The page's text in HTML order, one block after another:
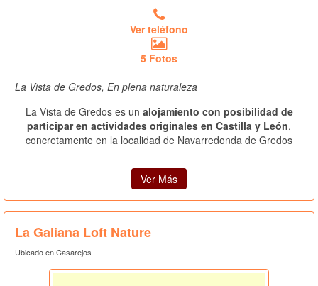
Ver teléfono
5 Fotos
La Vista de Gredos, En plena naturaleza
La Vista de Gredos es un alojamiento con posibilidad de
participar en actividades originales en Castilla y León,
concretamente en la localidad de Navarredonda de Gredos
Ver Más
La Galiana Loft Nature
Ubicado en Casarejos